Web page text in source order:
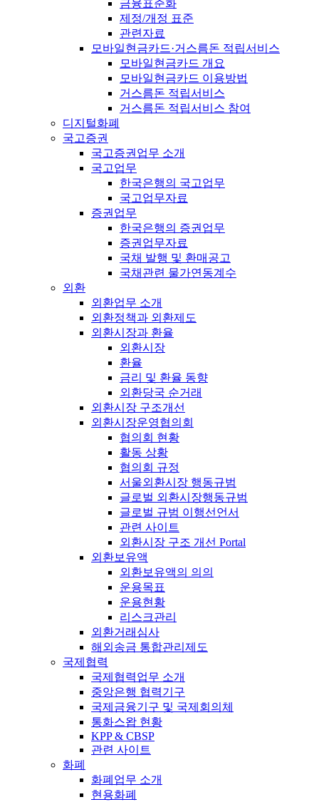
금융표준화
제정/개정 표준
관련자료
모바일현금카드·거스름돈 적립서비스
모바일현금카드 개요
모바일현금카드 이용방법
거스름돈 적립서비스
거스름돈 적립서비스 참여
디지털화폐
국고증권
국고증권업무 소개
국고업무
한국은행의 국고업무
국고업무자료
증권업무
한국은행의 증권업무
증권업무자료
국채 발행 및 환매공고
국채관련 물가연동계수
외환
외환업무 소개
외환정책과 외환제도
외환시장과 환율
외환시장
환율
금리 및 환율 동향
외환당국 순거래
외환시장 구조개선
외환시장운영협의회
협의회 현황
활동 상황
협의회 규정
서울외환시장 행동규범
글로벌 외환시장행동규범
글로벌 규범 이행선언서
관련 사이트
외환시장 구조 개선 Portal
외환보유액
외환보유액의 의의
운용목표
운용현황
리스크관리
외환거래심사
해외송금 통합관리제도
국제협력
국제협력업무 소개
중앙은행 협력기구
국제금융기구 및 국제회의체
통화스왑 현황
KPP & CBSP
관련 사이트
화폐
화폐업무 소개
현용화폐